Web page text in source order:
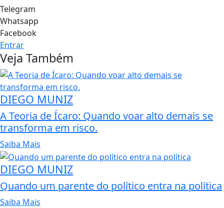
Telegram
Whatsapp
Facebook
Entrar
Veja Também
DIEGO MUNIZ
A Teoria de Ícaro: Quando voar alto demais se
transforma em risco.
Saiba Mais
DIEGO MUNIZ
Quando um parente do político entra na política
Saiba Mais